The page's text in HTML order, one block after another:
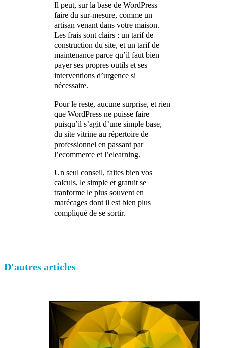
Il peut, sur la base de WordPress
faire du sur-mesure, comme un
artisan venant dans votre maison.
Les frais sont clairs : un tarif de
construction du site, et un tarif de
maintenance parce qu’il faut bien
payer ses propres outils et ses
interventions d’urgence si
nécessaire.
Pour le reste, aucune surprise, et rien
que WordPress ne puisse faire
puisqu’il s’agit d’une simple base,
du site vitrine au répertoire de
professionnel en passant par
l’ecommerce et l’elearning.
Un seul conseil, faites bien vos
calculs, le simple et gratuit se
tranforme le plus souvent en
marécages dont il est bien plus
compliqué de se sortir.
D'autres articles